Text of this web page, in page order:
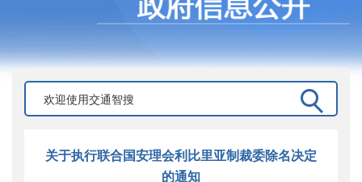
关于执行联合国安理会利比里亚制裁委除名决定
的通知